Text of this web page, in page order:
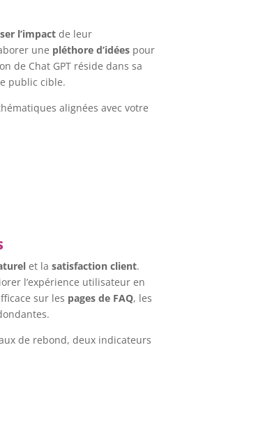
l’impact de leur
une pléthore d’idées pour
de Chat GPT réside dans sa
public cible.
alignées avec votre
et lasatisfaction client.
l’expérience utilisateur en
sur les pages de FAQ, les
de rebond, deux indicateurs